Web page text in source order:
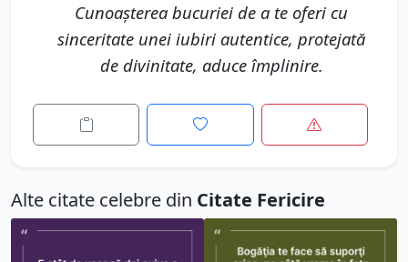
Cunoașterea bucuriei de a te oferi cu
sinceritate unei iubiri autentice, protejată
de divinitate, aduce împlinire.
Alte citate celebre din Citate Fericire